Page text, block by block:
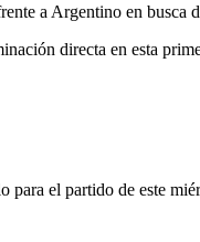
a Argentino en busca
directa en esta
el partido de este